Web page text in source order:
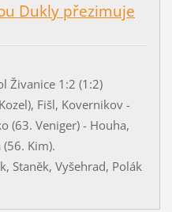
Dukly přezimuje
Živanice 1:2 (1:2)
Fišl, Kovernikov -
(63. Veniger) - Houha,
(56. Kim).
Staněk, Vyšehrad, Polák